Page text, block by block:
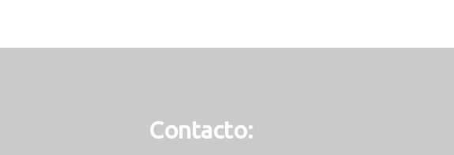
Contacto: